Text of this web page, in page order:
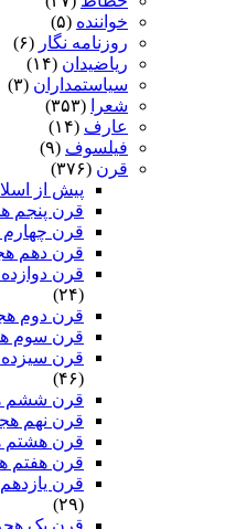
خواننده (۵)
روزنامه نگار (۶)
ریاضیدان (۱۴)
سیاستمداران (۳)
شعرا
(۳۵۳)
عارف (۱۴)
فیلسوف (۹)
قرن (۳۷۶)
پیش از
قرن پنجم هجری – ۳۸۸
قرن چهارم هجری –
قرن دهم هجری – ۸۷۳
قرن دوازده هجری –
(۲۴)
قرن دوم هجری – ۹۷
قرن سوم هجری – ۱۹۴
قرن سیزده هجری –
(۴۶)
قرن ششم هجری –
قرن نهم هجری – ۷۷۶
قرن هشتم هجری –
قرن هفتم هجری ۵۸۲
قرن یازدهم هجری –
(۲۹)